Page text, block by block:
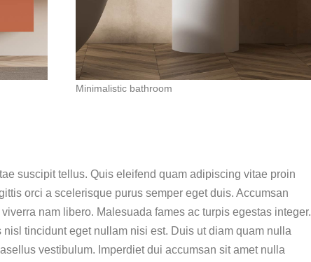
Minimalistic bathroom
suscipit tellus. Quis eleifend quam adipiscing vitae proin
orci a scelerisque purus semper eget duis. Accumsan
nam libero. Malesuada fames ac turpis egestas integer.
tincidunt eget nullam nisi est. Duis ut diam quam nulla
vestibulum. Imperdiet dui accumsan sit amet nulla